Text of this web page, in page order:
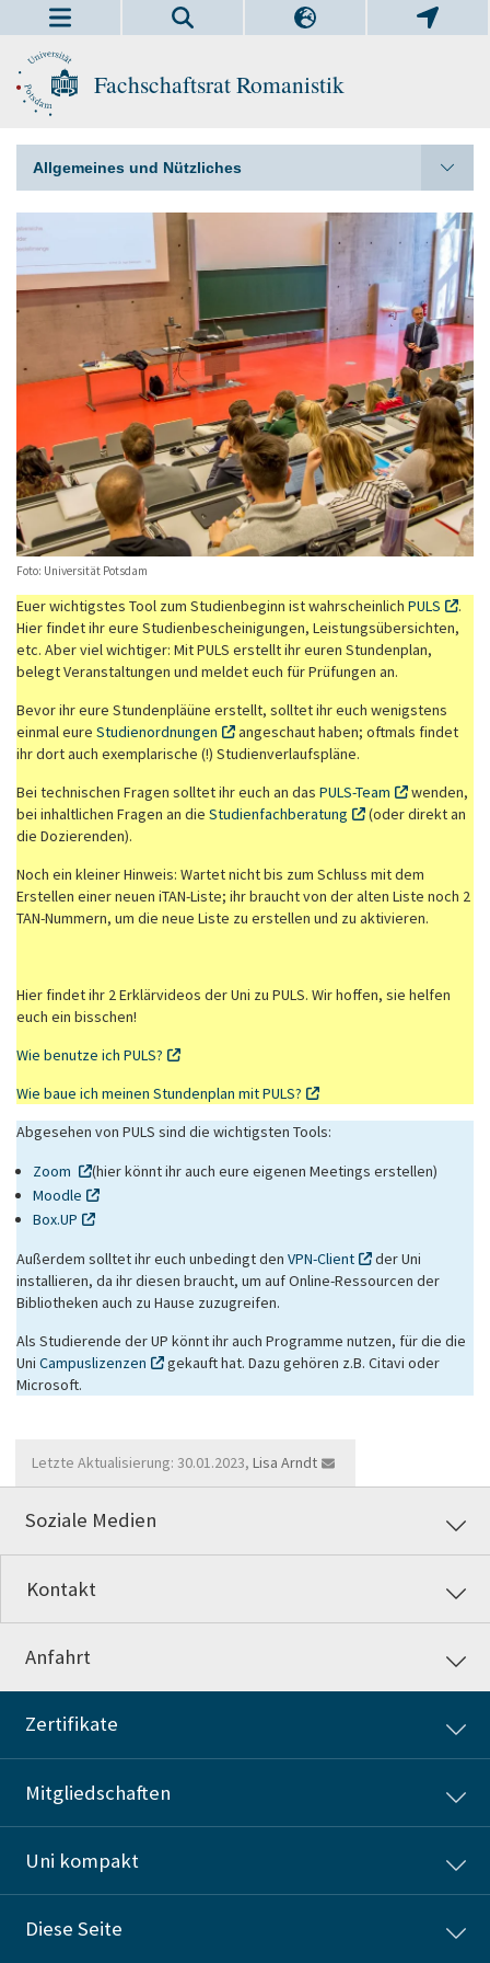
Fachschaftsrat Romanistik
Allgemeines und Nützliches
Foto: Universität Potsdam
Euer wichtigstes Tool zum Studienbeginn ist wahrscheinlich PULS
.
Hier findet ihr eure Studienbescheinigungen, Leistungsübersichten,
etc. Aber viel wichtiger: Mit PULS erstellt ihr euren Stundenplan,
belegt Veranstaltungen und meldet euch für Prüfungen an.
Bevor ihr eure Stundenpläüne erstellt, solltet ihr euch wenigstens
einmal eure Studienordnungen
angeschaut haben; oftmals findet
ihr dort auch exemplarische (!) Studienverlaufspläne.
Bei technischen Fragen solltet ihr euch an das PULS-Team
wenden,
bei inhaltlichen Fragen an die Studienfachberatung
(oder direkt an
die Dozierenden).
Noch ein kleiner Hinweis: Wartet nicht bis zum Schluss mit dem
Erstellen einer neuen iTAN-Liste; ihr braucht von der alten Liste noch 2
TAN-Nummern, um die neue Liste zu erstellen und zu aktivieren.
Hier findet ihr 2 Erklärvideos der Uni zu PULS. Wir hoffen, sie helfen
euch ein bisschen!
Wie benutze ich PULS?
Wie baue ich meinen Stundenplan mit PULS?
Abgesehen von PULS sind die wichtigsten Tools:
Zoom
(hier könnt ihr auch eure eigenen Meetings erstellen)
Moodle
Box.UP
Außerdem solltet ihr euch unbedingt den VPN-Client
der Uni
installieren, da ihr diesen braucht, um auf Online-Ressourcen der
Bibliotheken auch zu Hause zuzugreifen.
Als Studierende der UP könnt ihr auch Programme nutzen, für die die
Uni Campuslizenzen
gekauft hat. Dazu gehören z.B. Citavi oder
Microsoft.
Letzte Aktualisierung: 30.01.2023, Lisa Arndt
Soziale Medien
Kontakt
Anfahrt
Zertifikate
Mitgliedschaften
Uni kompakt
Diese Seite